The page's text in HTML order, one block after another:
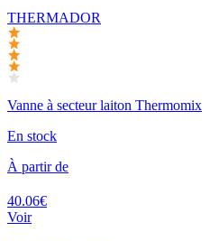
THERMADOR
Vanne à secteur laiton Thermomix
En stock
À partir de
40.06€
Voir